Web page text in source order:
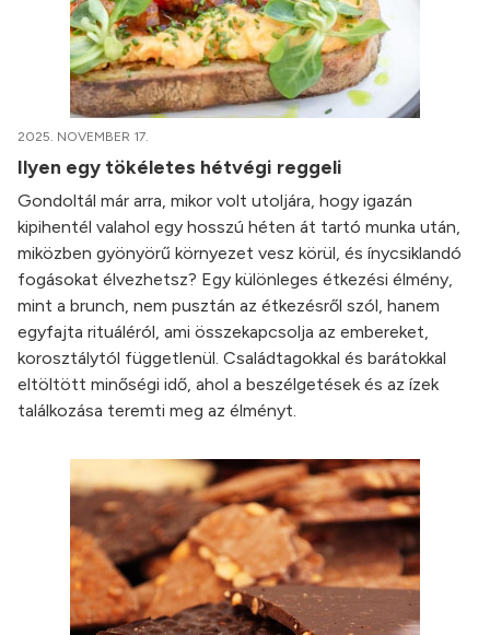
2025. NOVEMBER 17.
Ilyen egy tökéletes hétvégi reggeli
Gondoltál már arra, mikor volt utoljára, hogy igazán
kipihentél valahol egy hosszú héten át tartó munka után,
miközben gyönyörű környezet vesz körül, és ínycsiklandó
fogásokat élvezhetsz? Egy különleges étkezési élmény,
mint a brunch, nem pusztán az étkezésről szól, hanem
egyfajta rituáléról, ami összekapcsolja az embereket,
korosztálytól függetlenül. Családtagokkal és barátokkal
eltöltött minőségi idő, ahol a beszélgetések és az ízek
találkozása teremti meg az élményt.